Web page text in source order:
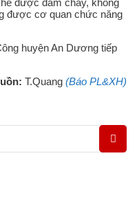
được cơ quan chức năng
huyện An Dương tiếp
T.Quang (Báo PL&XH)